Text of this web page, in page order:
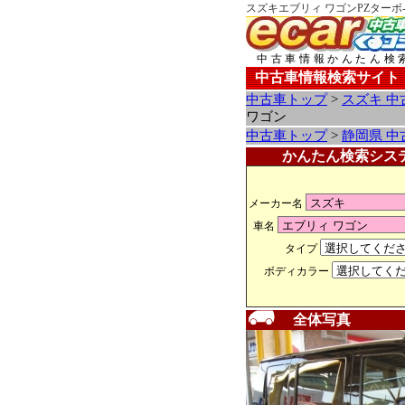
スズキエブリィ ワゴンPZター
中古車情報かんたん検
中古車情報検索サイト
中古車トップ> スズキ 中
ワゴン
中古車トップ> 静岡県 中
かんたん検索シス
メーカー名
車名
タイプ
ボディカラー
全体写真